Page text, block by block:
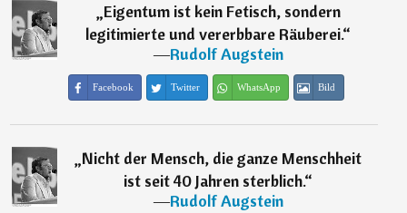
„Eigentum ist kein Fetisch, sondern
legitimierte und vererbbare Räuberei.“
―Rudolf Augstein
Facebook Twitter WhatsApp Bild
„Nicht der Mensch, die ganze Menschheit
ist seit 40 Jahren sterblich.“
―Rudolf Augstein